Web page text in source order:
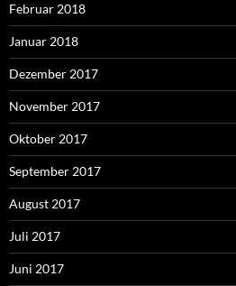
Februar 2018
Januar 2018
Dezember 2017
November 2017
Oktober 2017
September 2017
August 2017
Juli 2017
Juni 2017